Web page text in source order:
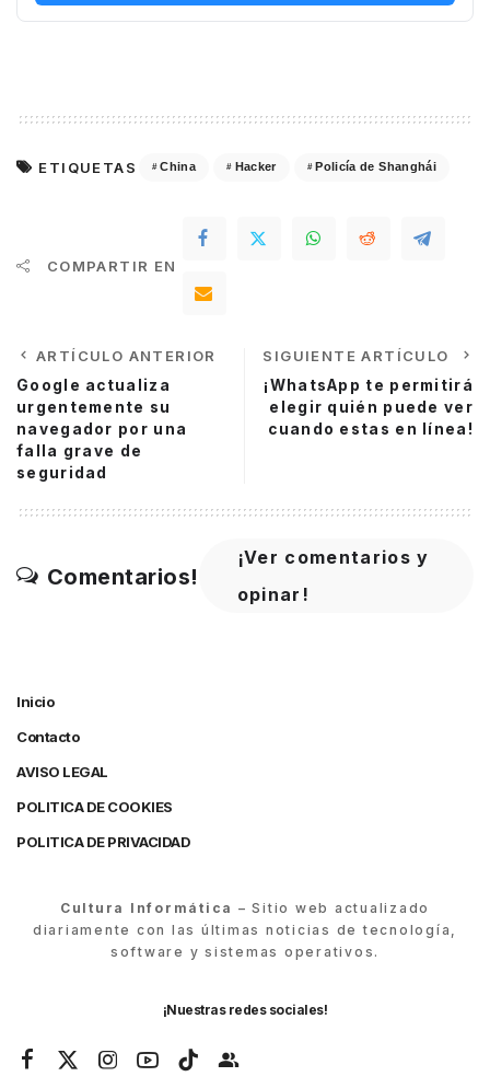
ETIQUETAS China Hacker Policía de Shanghái
COMPARTIR EN
ARTÍCULO ANTERIOR
Google actualiza
urgentemente su
navegador por una
falla grave de
seguridad
SIGUIENTE ARTÍCULO
¡WhatsApp te permitirá
elegir quién puede ver
cuando estas en línea!
Comentarios!
¡Ver comentarios y
opinar!
Inicio
Contacto
AVISO LEGAL
POLITICA DE COOKIES
POLITICA DE PRIVACIDAD
Cultura Informática – Sitio web actualizado
diariamente con las últimas noticias de tecnología,
software y sistemas operativos.
¡Nuestras redes sociales!